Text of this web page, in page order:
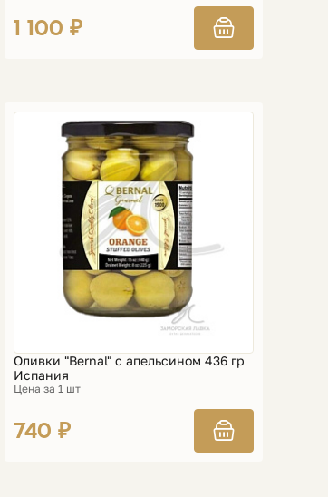
1 100 ₽
Оливки "Bernal" с апельсином 436 гр
Испания
Цена за 1 шт
740 ₽